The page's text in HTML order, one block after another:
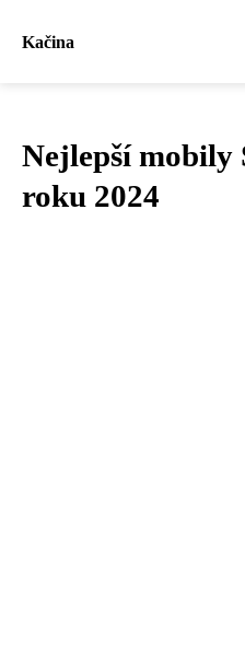
Kačina
Nejlepší mobily
roku 2024